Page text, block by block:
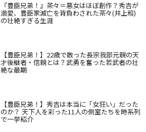
『豊臣兄弟！』茶々＝悪女はほぼ創作？秀吉が
溺愛、豊臣家滅亡を背負わされた茶々(井上和)
の壮絶すぎる生涯
【豊臣兄弟！】22歳で散った長宗我部元親の天
才後継者・信親とは？武勇を奮った若武者の壮
絶な最期
【豊臣兄弟！】秀吉は本当に「女狂い」だった
のか？ 天下人を彩った11人の側室たちを時系列
で一挙紹介